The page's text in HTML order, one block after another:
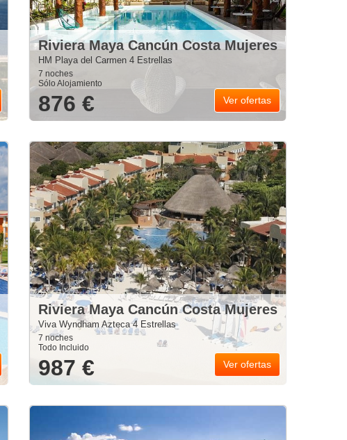
Riviera Maya Cancún Costa Mujeres
HM Playa del Carmen 4 Estrellas
7 noches
Sólo Alojamiento
876 € Ver ofertas
Riviera Maya Cancún Costa Mujeres
Viva Wyndham Azteca 4 Estrellas
7 noches
Todo Incluido
987 € Ver ofertas